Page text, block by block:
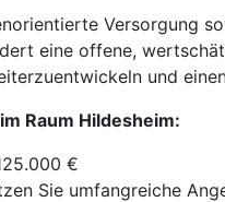
Versorgung
eine offene,
und
Raum Hildesheim:
€
Sie umfangreiche